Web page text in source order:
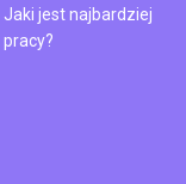
Jaki jest najbardziej